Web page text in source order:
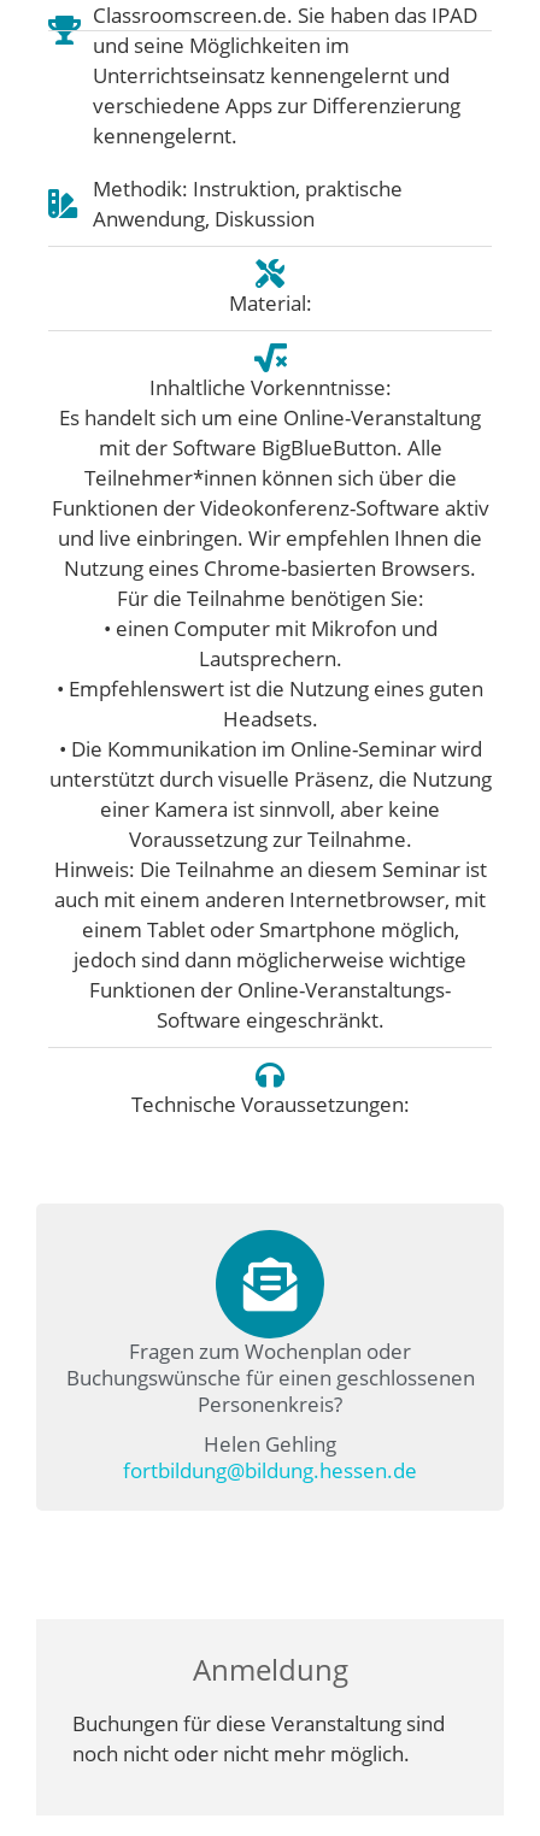
Classroomscreen.de. Sie haben das IPAD
und seine Möglichkeiten im
Unterrichtseinsatz kennengelernt und
verschiedene Apps zur Differenzierung
kennengelernt.
Methodik: Instruktion, praktische
Anwendung, Diskussion
Material:
Inhaltliche Vorkenntnisse:
Es handelt sich um eine Online-Veranstaltung
mit der Software BigBlueButton. Alle
Teilnehmer*innen können sich über die
Funktionen der Videokonferenz-Software aktiv
und live einbringen. Wir empfehlen Ihnen die
Nutzung eines Chrome-basierten Browsers.
Für die Teilnahme benötigen Sie:
• einen Computer mit Mikrofon und
Lautsprechern.
• Empfehlenswert ist die Nutzung eines guten
Headsets.
• Die Kommunikation im Online-Seminar wird
unterstützt durch visuelle Präsenz, die Nutzung
einer Kamera ist sinnvoll, aber keine
Voraussetzung zur Teilnahme.
Hinweis: Die Teilnahme an diesem Seminar ist
auch mit einem anderen Internetbrowser, mit
einem Tablet oder Smartphone möglich,
jedoch sind dann möglicherweise wichtige
Funktionen der Online-Veranstaltungs-
Software eingeschränkt.
Technische Voraussetzungen:
Fragen zum Wochenplan oder
Buchungswünsche für einen geschlossenen
Personenkreis?
Helen Gehling
fortbildung@bildung.hessen.de
Anmeldung
Buchungen für diese Veranstaltung sind
noch nicht oder nicht mehr möglich.